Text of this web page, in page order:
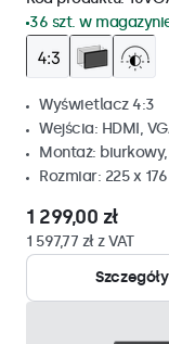
36 szt. w
Wyświetlacz 4:3
Wejścia: HDMI,
Montaż:
Rozmiar: 225 x
1 299,00 zł
1 597,77 zł z VAT
Szczegóły